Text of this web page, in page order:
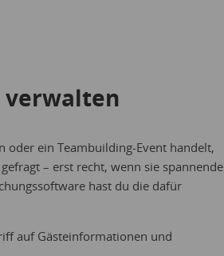
verwalten
oder ein Teambuilding-Event handelt,
– erst recht, wenn sie spannende
hast du die dafür
auf Gästeinformationen und